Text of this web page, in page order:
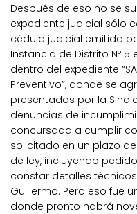
Después de eso no se
expediente judicial sólo
cédula judicial emitida
Instancia de Distrito Nº 5
dentro del expediente
Preventivo”, donde se
presentados por la
denuncias de
concursada a cumplir
solicitado en un plazo
de ley, incluyendo
constar detalles
Guillermo. Pero eso fue
donde pronto habrá